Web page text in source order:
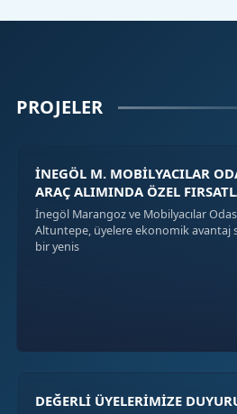
PROJELER
İNEGÖL M. MOBİLYACILAR
ARAÇ ALIMINDA ÖZEL
İnegöl Marangoz ve Mobilyacılar
Altuntepe, üyelere ekonomik avantaj
bir yenis
DEĞERLİ ÜYELERİMİZE